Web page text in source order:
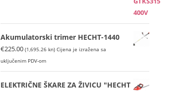
Akumulatorski trimer HECHT-1440
€225.00 (1,695.26 kn) Cijena je izražena sa
uključenim PDV-om
ELEKTRIČNE ŠKARE ZA ŽIVICU "HECHT